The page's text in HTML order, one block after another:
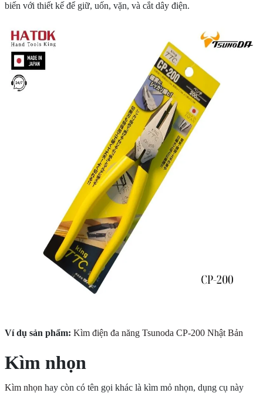
biến với thiết kế để giữ, uốn, vặn, và cắt dây điện.
Ví dụ sản phẩm: Kìm điện đa năng Tsunoda CP-200 Nhật Bản
Kìm nhọn
Kìm nhọn hay còn có tên gọi khác là kìm mỏ nhọn, dụng cụ này